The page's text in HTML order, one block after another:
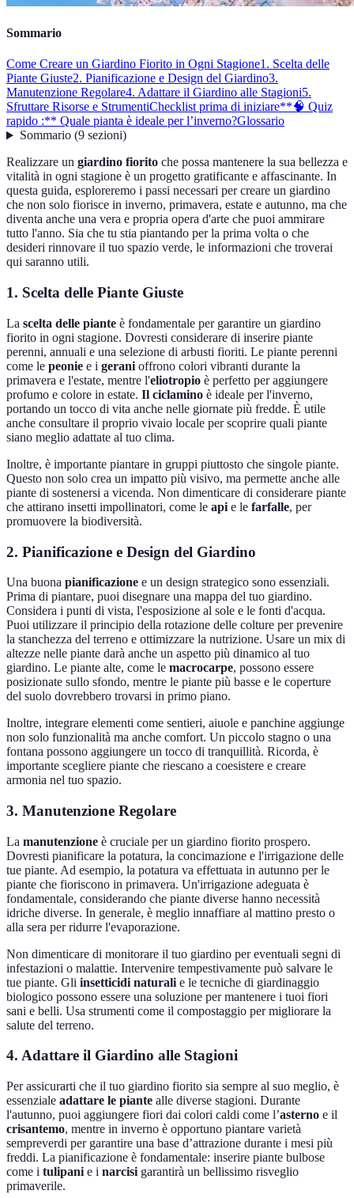
Sommario
Come Creare un Giardino Fiorito in Ogni Stagione1. Scelta delle
Piante Giuste2. Pianificazione e Design del Giardino3.
Manutenzione Regolare4. Adattare il Giardino alle Stagioni5.
Sfruttare Risorse e StrumentiChecklist prima di iniziare**🧠 Quiz
rapido :** Quale pianta è ideale per l’inverno?Glossario
Sommario(9 sezioni)
Realizzare un giardino fiorito che possa mantenere la sua bellezza e
vitalità in ogni stagione è un progetto gratificante e affascinante. In
questa guida, esploreremo i passi necessari per creare un giardino
che non solo fiorisce in inverno, primavera, estate e autunno, ma che
diventa anche una vera e propria opera d'arte che puoi ammirare
tutto l'anno. Sia che tu stia piantando per la prima volta o che
desideri rinnovare il tuo spazio verde, le informazioni che troverai
qui saranno utili.
1. Scelta delle Piante Giuste
La scelta delle piante è fondamentale per garantire un giardino
fiorito in ogni stagione. Dovresti considerare di inserire piante
perenni, annuali e una selezione di arbusti fioriti. Le piante perenni
come le peonie e i gerani offrono colori vibranti durante la
primavera e l'estate, mentre l'eliotropio è perfetto per aggiungere
profumo e colore in estate. Il ciclamino è ideale per l'inverno,
portando un tocco di vita anche nelle giornate più fredde. È utile
anche consultare il proprio vivaio locale per scoprire quali piante
siano meglio adattate al tuo clima.
Inoltre, è importante piantare in gruppi piuttosto che singole piante.
Questo non solo crea un impatto più visivo, ma permette anche alle
piante di sostenersi a vicenda. Non dimenticare di considerare piante
che attirano insetti impollinatori, come le api e le farfalle, per
promuovere la biodiversità.
2. Pianificazione e Design del Giardino
Una buona pianificazione e un design strategico sono essenziali.
Prima di piantare, puoi disegnare una mappa del tuo giardino.
Considera i punti di vista, l'esposizione al sole e le fonti d'acqua.
Puoi utilizzare il principio della rotazione delle colture per prevenire
la stanchezza del terreno e ottimizzare la nutrizione. Usare un mix di
altezze nelle piante darà anche un aspetto più dinamico al tuo
giardino. Le piante alte, come le macrocarpe, possono essere
posizionate sullo sfondo, mentre le piante più basse e le coperture
del suolo dovrebbero trovarsi in primo piano.
Inoltre, integrare elementi come sentieri, aiuole e panchine aggiunge
non solo funzionalità ma anche comfort. Un piccolo stagno o una
fontana possono aggiungere un tocco di tranquillità. Ricorda, è
importante scegliere piante che riescano a coesistere e creare
armonia nel tuo spazio.
3. Manutenzione Regolare
La manutenzione è cruciale per un giardino fiorito prospero.
Dovresti pianificare la potatura, la concimazione e l'irrigazione delle
tue piante. Ad esempio, la potatura va effettuata in autunno per le
piante che fioriscono in primavera. Un'irrigazione adeguata è
fondamentale, considerando che piante diverse hanno necessità
idriche diverse. In generale, è meglio innaffiare al mattino presto o
alla sera per ridurre l'evaporazione.
Non dimenticare di monitorare il tuo giardino per eventuali segni di
infestazioni o malattie. Intervenire tempestivamente può salvare le
tue piante. Gli insetticidi naturali e le tecniche di giardinaggio
biologico possono essere una soluzione per mantenere i tuoi fiori
sani e belli. Usa strumenti come il compostaggio per migliorare la
salute del terreno.
4. Adattare il Giardino alle Stagioni
Per assicurarti che il tuo giardino fiorito sia sempre al suo meglio, è
essenziale adattare le piante alle diverse stagioni. Durante
l'autunno, puoi aggiungere fiori dai colori caldi come l’asterno e il
crisantemo, mentre in inverno è opportuno piantare varietà
sempreverdi per garantire una base d’attrazione durante i mesi più
freddi. La pianificazione è fondamentale: inserire piante bulbose
come i tulipani e i narcisi garantirà un bellissimo risveglio
primaverile.